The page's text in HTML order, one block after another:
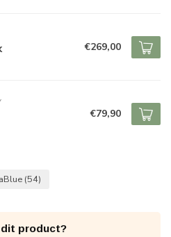
€269,00
€79,90
(54)
dit product?